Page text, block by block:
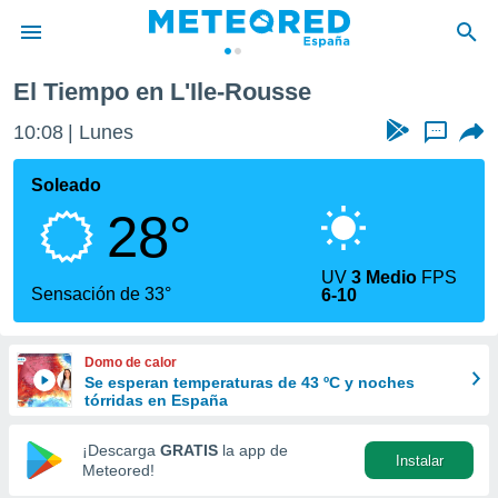
de
por
que se
calidad.
a este
las
y
forma
digital
basada
El Tiempo en L'Ile-Rousse
10:08 Lunes ...
Soleado
28°
Sensación de 33°
UV3 Medio FPS
6-10
Domo de calor
Se esperan temperaturas de 43 ºC y noches
tórridas en España
¡Descarga GRATIS la app de
Meteored!
Instalar